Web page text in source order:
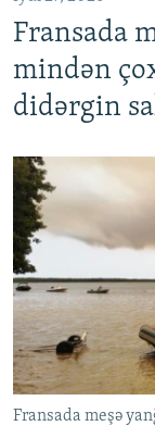
Fransada
mindən
didərgin
Fransada meşə